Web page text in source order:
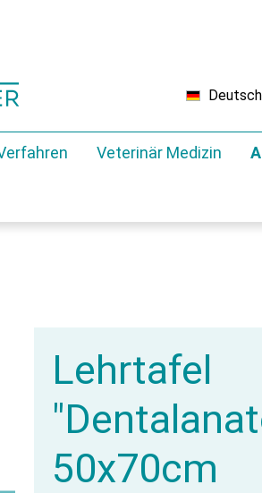
Deutsch
Veterinär Medizin
Lehrtafel
50x70cm